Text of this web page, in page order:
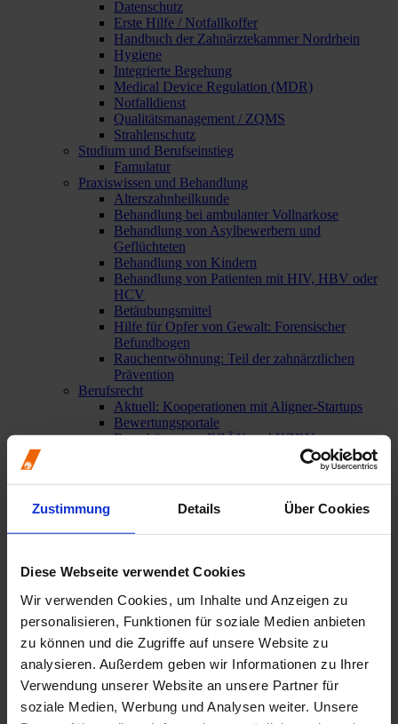
Zustimmung Details Über Cookies
Diese Webseite verwendet Cookies
Wir verwenden Cookies, um Inhalte und Anzeigen zu
personalisieren, Funktionen für soziale Medien anbieten
zu können und die Zugriffe auf unsere Website zu
analysieren. Außerdem geben wir Informationen zu Ihrer
Verwendung unserer Website an unsere Partner für
soziale Medien, Werbung und Analysen weiter. Unsere
Datenschutz
Erste Hilfe / Notfallkoffer
Handbuch der Zahnärztekammer Nordrhein
Hygiene
Integrierte Begehung
Medical Device Regulation (MDR)
Notfalldienst
Qualitätsmanagement / ZQMS
Strahlenschutz
Studium und Berufseinstieg
Famulatur
Praxiswissen und Behandlung
Alterszahnheilkunde
Behandlung bei ambulanter Vollnarkose
Behandlung von Asylbewerbern und
Geflüchteten
Behandlung von Kindern
Behandlung von Patienten mit HIV, HBV oder
HCV
Betäubungsmittel
Hilfe für Opfer von Gewalt: Forensischer
Befundbogen
Rauchentwöhnung: Teil der zahnärztlichen
Prävention
Berufsrecht
Aktuell: Kooperationen mit Aligner-Startups
Bewertungsportale
Broschüren von BZÄK und KZBV
Mitgliederinformationen
Urteil des Bundesgerichtshofs: GOÄ und GOZ –
verbindliches Preisrecht auch für juristische
Personen
Wege in die Niederlassung
Weiterbildung
Praxisteam
Übersicht
Ausbildung zur/zum ZFA
Allgemeine Informationen zur Ausbildung
Aktuelle Prüfungstermine
Ausbildungsverkürzung: Das müssen Zahnärzte